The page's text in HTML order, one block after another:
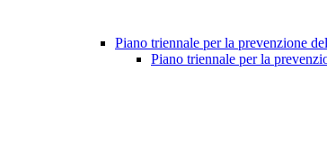
Piano triennale per la prevenzione
Piano triennale per la